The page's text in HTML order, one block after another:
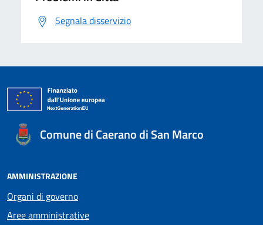
Segnala disservizio
Comune di Caerano di San Marco
AMMINISTRAZIONE
Organi di governo
Aree amministrative